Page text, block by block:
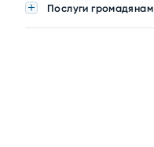
Послуги громадянам